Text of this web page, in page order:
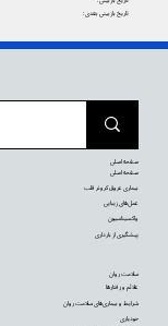
تاریخ بازبینی بعدی:
سلامت روان
علائم و رفتارها
شرایط و بیماری‌های سلامت روان
خودیاری
صفحه اصلی
صفحه اصلی
بیماری عروق کرونر قلب
عمل‌های زیبایی
واکسیناسیون
پیشگیری از بارداری